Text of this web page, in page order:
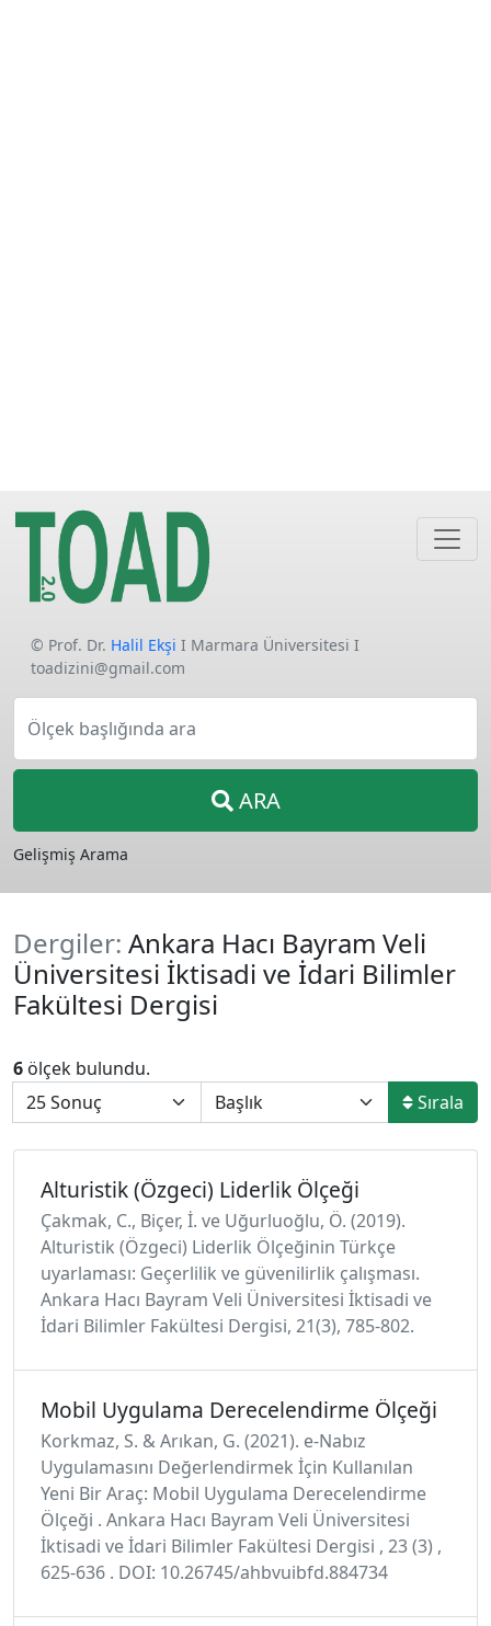
© Prof. Dr. Halil Ekşi I Marmara Üniversitesi I
toadizini@gmail.com
Ölçek başlığında ara
ARA
Gelişmiş Arama
Dergiler: Ankara Hacı Bayram Veli
Üniversitesi İktisadi ve İdari Bilimler
Fakültesi Dergisi
6 ölçek bulundu.
Sırala
Alturistik (Özgeci) Liderlik Ölçeği
Çakmak, C., Biçer, İ. ve Uğurluoğlu, Ö. (2019).
Alturistik (Özgeci) Liderlik Ölçeğinin Türkçe
uyarlaması: Geçerlilik ve güvenilirlik çalışması.
Ankara Hacı Bayram Veli Üniversitesi İktisadi ve
İdari Bilimler Fakültesi Dergisi, 21(3), 785-802.
Mobil Uygulama Derecelendirme Ölçeği
Korkmaz, S. & Arıkan, G. (2021). e-Nabız
Uygulamasını Değerlendirmek İçin Kullanılan
Yeni Bir Araç: Mobil Uygulama Derecelendirme
Ölçeği . Ankara Hacı Bayram Veli Üniversitesi
İktisadi ve İdari Bilimler Fakültesi Dergisi , 23 (3) ,
625-636 . DOI: 10.26745/ahbvuibfd.884734